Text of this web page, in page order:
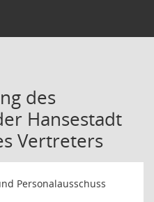
des
Hansestadt
Vertreters
Personalausschuss